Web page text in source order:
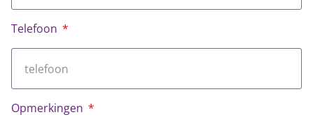
Telefoon
Opmerkingen